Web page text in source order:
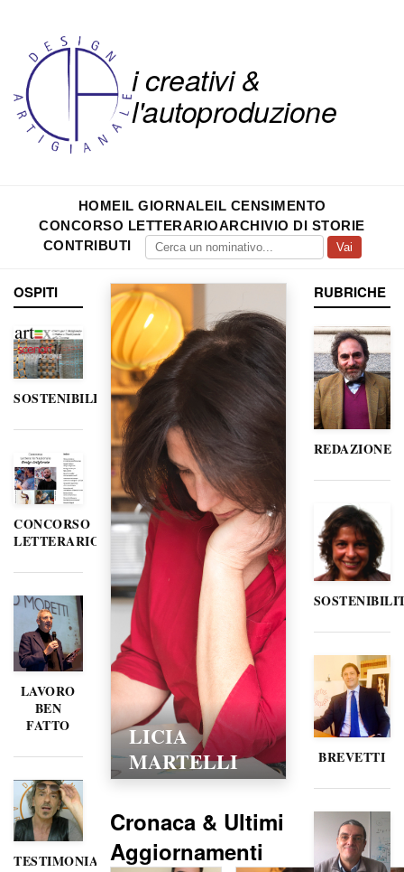
i creativi &
l'autoproduzione
HOMEIL GIORNALEIL CENSIMENTO
CONCORSO LETTERARIOARCHIVIO DI STORIE
CONTRIBUTI
Vai
OSPITI
SOSTENIBILITÀ
CONCORSO
LETTERARIO
LAVORO
BEN
FATTO
TESTIMONIANZE
LORELLA
POZZI
Cronaca & Ultimi
Aggiornamenti
RUBRICHE
REDAZIONE
BREVETTI